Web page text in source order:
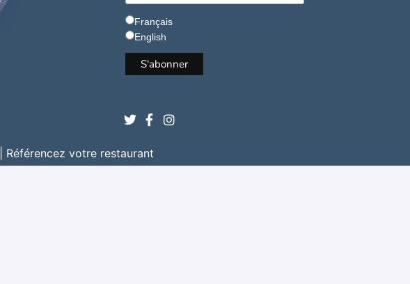
Français
English
Référencez votre restaurant